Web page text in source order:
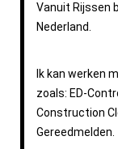
Vanuit Rijssen
Nederland.
Ik kan werken
zoals: ED-
Construction
Gereedmelden.